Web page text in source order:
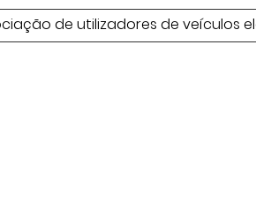
de utilizadores de veículos